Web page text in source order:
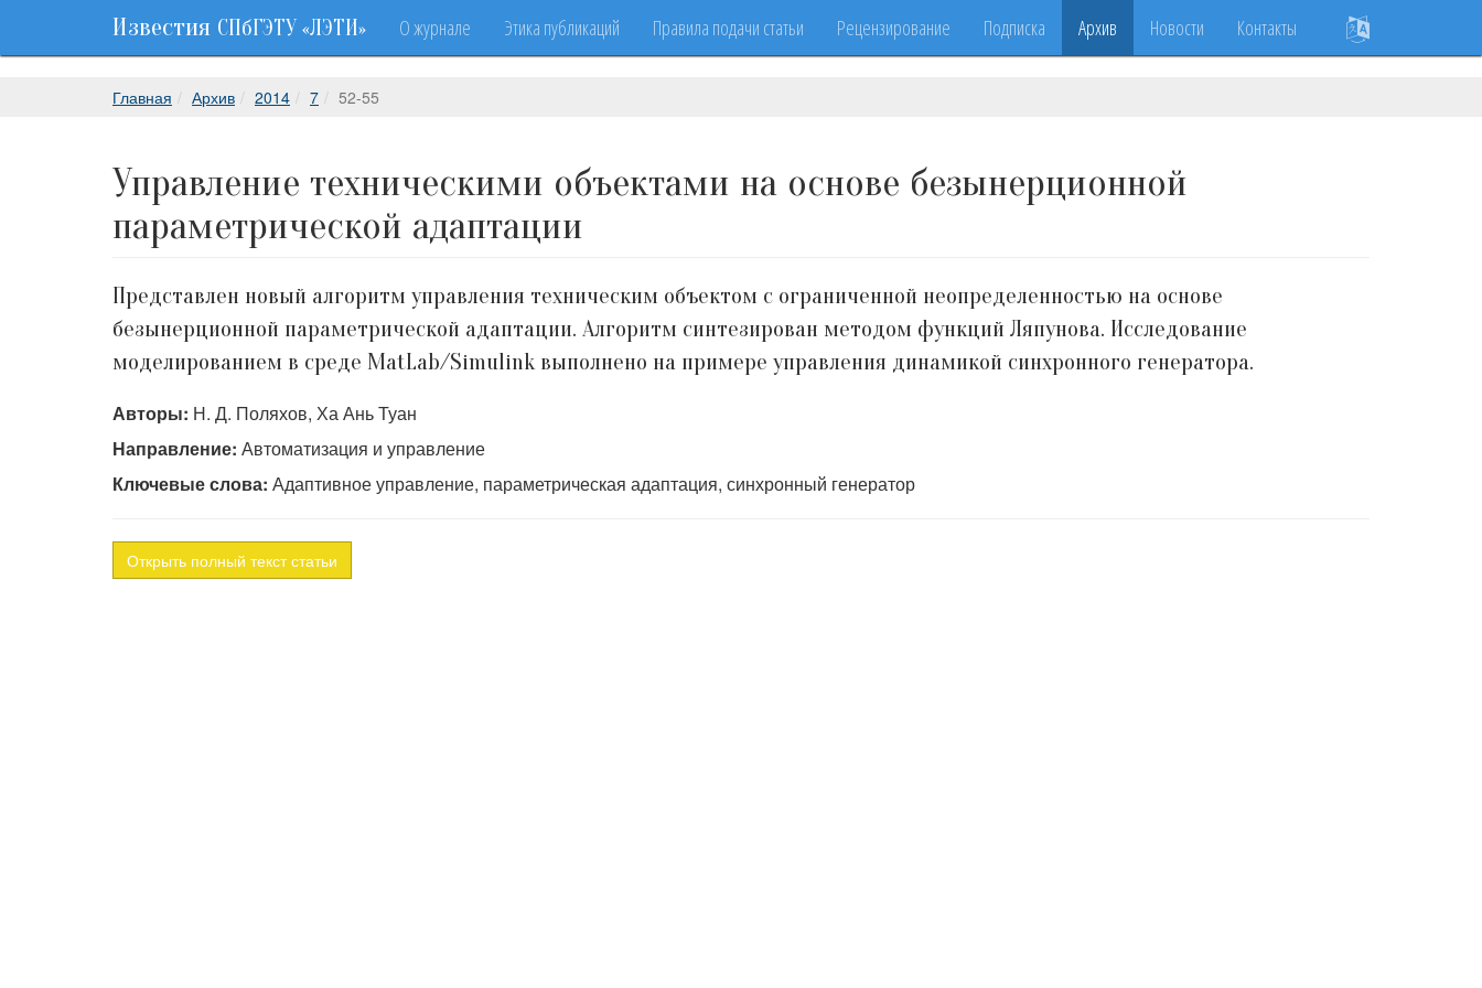
Известия СПбГЭТУ «ЛЭТИ» О журнале Этика публикаций Правила подачи статьи Рецензирование Подписка Архив Новости Контакты
Главная Архив 2014 7 52-55
Управление техническими объектами на основе безынерционной
параметрической адаптации
Представлен новый алгоритм управления техническим объектом с ограниченной неопределенностью на основе
безынерционной параметрической адаптации. Алгоритм синтезирован методом функций Ляпунова. Исследование
моделированием в среде MatLab/Simulink выполнено на примере управления динамикой синхронного генератора.
Авторы: Н. Д. Поляхов, Ха Ань Туан
Направление: Автоматизация и управление
Ключевые слова: Адаптивное управление, параметрическая адаптация, синхронный генератор
Открыть полный текст статьи